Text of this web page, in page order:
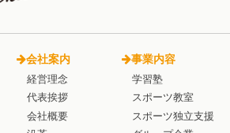
会社案内
経営理念
代表挨拶
会社概要
事業内容
学習塾
スポーツ教室
スポーツ独立支援